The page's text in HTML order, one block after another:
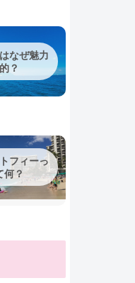
なぜ魅力
？
フィーっ
何？